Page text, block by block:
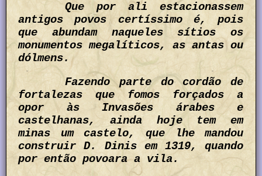
Que por ali estacionassem
antigos povos certíssimo é, pois
que abundam naqueles sítios os
monumentos megalíticos, as antas ou
dólmens.
Fazendo parte do cordão de
fortalezas que fomos forçados a
opor às Invasões árabes e
castelhanas, ainda hoje tem em
minas um castelo, que lhe mandou
construir D. Dinis em 1319, quando
por então povoara a vila.